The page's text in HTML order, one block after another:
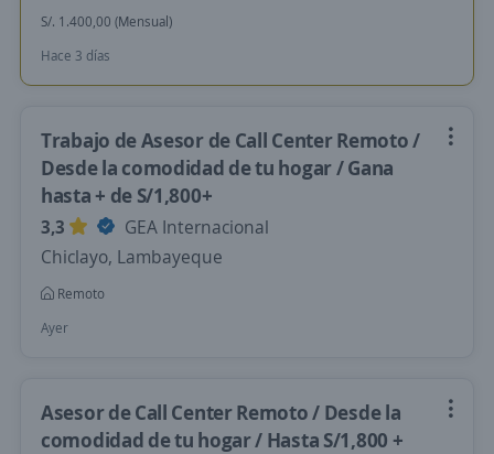
S/. 1.400,00 (Mensual)
Hace 3 días
Trabajo de Asesor de Call Center Remoto /
Desde la comodidad de tu hogar / Gana
hasta + de S/1,800+
3,3
GEA Internacional
Chiclayo, Lambayeque
Remoto
Ayer
Asesor de Call Center Remoto / Desde la
comodidad de tu hogar / Hasta S/1,800 +